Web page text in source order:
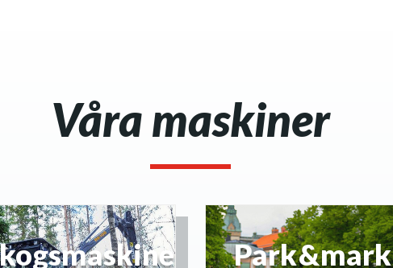
Våra maskiner
Park & mark